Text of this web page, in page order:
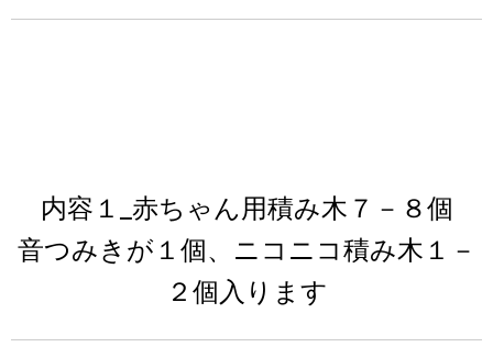
内容１_赤ちゃん用積み木７－８個
音つみきが１個、ニコニコ積み木１－
２個入ります